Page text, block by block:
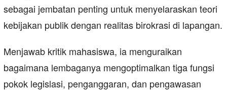
sebagai jembatan penting untuk menyelaraskan teori
kebijakan publik dengan realitas birokrasi di lapangan.
Menjawab kritik mahasiswa, ia menguraikan
bagaimana lembaganya mengoptimalkan tiga fungsi
pokok legislasi, penganggaran, dan pengawasan